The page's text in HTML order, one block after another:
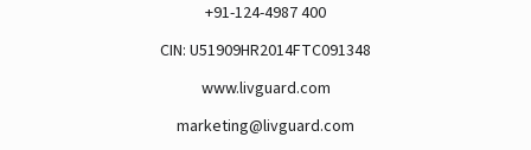
+91-124-4987 400
CIN: U51909HR2014FTC091348
www.livguard.com
marketing@livguard.com